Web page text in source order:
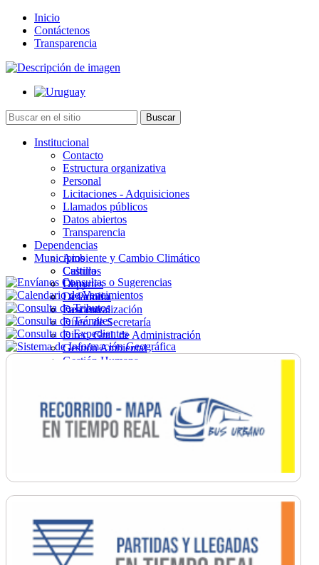
Inicio
Contáctenos
Transparencia
Institucional
Contacto
Estructura organizativa
Personal
Licitaciones - Adquisiciones
Llamados públicos
Datos abiertos
Transparencia
Dependencias
Ambiente y Cambio Climático
Cultura
Deportes
Desarrollo
Descentralización
Direc. de Secretaría
Direc. Gral. de Administración
Gestión Ambiental
Gestión Humana
Ordenamiento
Promoción Social
Salud
Secretaría General
Municipios
Castillos
Chuy
La Paloma
Lascano